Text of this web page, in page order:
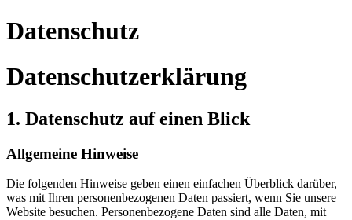
Datenschutz
Datenschutzerklärung
1. Datenschutz auf einen Blick
Allgemeine Hinweise
Die folgenden Hinweise geben einen einfachen Überblick darüber,
was mit Ihren personenbezogenen Daten passiert, wenn Sie unsere
Website besuchen. Personenbezogene Daten sind alle Daten, mit